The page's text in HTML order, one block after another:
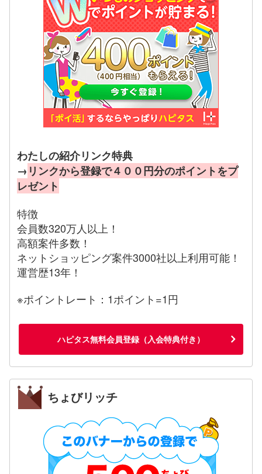
わたしの紹介リンク特典
→ リンクから登録で４００円分のポイントをプ
レゼント
特徴
会員数320万人以上！
高額案件多数！
ネットショッピング案件3000社以上利用可能！
運営歴13年！
※ポイントレート：1ポイント=1円
ハピタス無料会員登録（入会特典付き）
ちょびリッチ